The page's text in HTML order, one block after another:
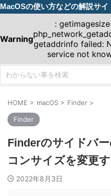
MacOSの使い方などの解説サイ
Warning
:
getaddrinfo failed:
service not
HOME > macOS > Finder >
Finder
Finderのサイドバ
コンサイズを変更す
2022年8月3日